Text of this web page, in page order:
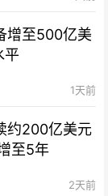
增至500亿美
平
1天前
约200亿美元
至5年
2天前